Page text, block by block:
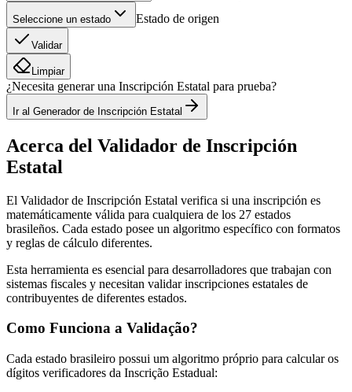
Seleccione un estado Estado de origen
Validar
Limpiar
¿Necesita generar una Inscripción Estatal para prueba?
Ir al Generador de Inscripción Estatal
Acerca del Validador de Inscripción
Estatal
El Validador de Inscripción Estatal verifica si una inscripción es
matemáticamente válida para cualquiera de los 27 estados
brasileños. Cada estado posee un algoritmo específico con formatos
y reglas de cálculo diferentes.
Esta herramienta es esencial para desarrolladores que trabajan con
sistemas fiscales y necesitan validar inscripciones estatales de
contribuyentes de diferentes estados.
Como Funciona a Validação?
Cada estado brasileiro possui um algoritmo próprio para calcular os
dígitos verificadores da Inscrição Estadual: